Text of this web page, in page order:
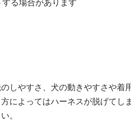
る場合があります
しやすさ、犬の動きやすさや着
によってはハーネスが脱げてし
。